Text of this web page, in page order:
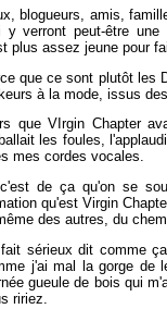
blogueurs, amis,
y verront peut-être une
plus assez jeune pour
que ce sont plutôt les
à la mode, issus
que VIrgin Chapter
les foules,
mes cordes vocales.
de ça qu'on se
qu'est Virgin
des autres, du
sérieux dit comme
j'ai mal la gorge de
gueule de bois qui
ririez.